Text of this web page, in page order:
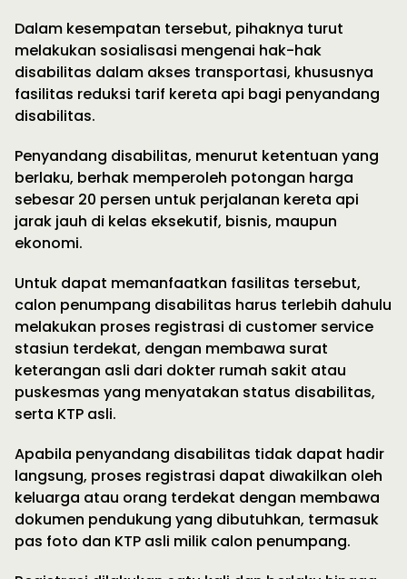
Dalam kesempatan tersebut, pihaknya turut
melakukan sosialisasi mengenai hak-hak
disabilitas dalam akses transportasi, khususnya
fasilitas reduksi tarif kereta api bagi penyandang
disabilitas.
Penyandang disabilitas, menurut ketentuan yang
berlaku, berhak memperoleh potongan harga
sebesar 20 persen untuk perjalanan kereta api
jarak jauh di kelas eksekutif, bisnis, maupun
ekonomi.
Untuk dapat memanfaatkan fasilitas tersebut,
calon penumpang disabilitas harus terlebih dahulu
melakukan proses registrasi di customer service
stasiun terdekat, dengan membawa surat
keterangan asli dari dokter rumah sakit atau
puskesmas yang menyatakan status disabilitas,
serta KTP asli.
Apabila penyandang disabilitas tidak dapat hadir
langsung, proses registrasi dapat diwakilkan oleh
keluarga atau orang terdekat dengan membawa
dokumen pendukung yang dibutuhkan, termasuk
pas foto dan KTP asli milik calon penumpang.